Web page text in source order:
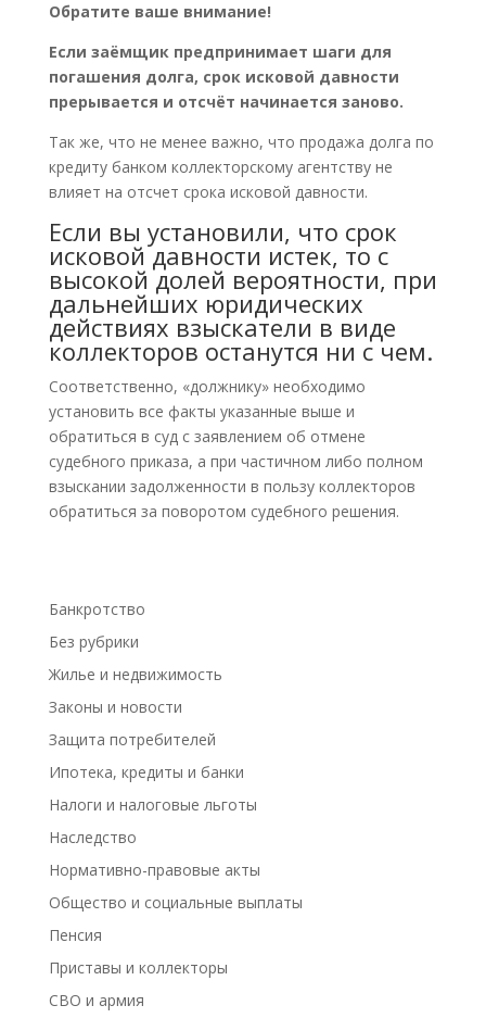
Обратите ваше внимание!
Если заёмщик предпринимает шаги для
погашения долга, срок исковой давности
прерывается и отсчёт начинается заново.
Так же, что не менее важно, что продажа долга по
кредиту банком коллекторскому агентству не
влияет на отсчет срока исковой давности.
Если вы установили, что срок
исковой давности истек, то с
высокой долей вероятности, при
дальнейших юридических
действиях взыскатели в виде
коллекторов останутся ни с чем.
Соответственно, «должнику» необходимо
установить все факты указанные выше и
обратиться в суд с заявлением об отмене
судебного приказа, а при частичном либо полном
взыскании задолженности в пользу коллекторов
обратиться за поворотом судебного решения.
Банкротство
Без рубрики
Жилье и недвижимость
Законы и новости
Защита потребителей
Ипотека, кредиты и банки
Налоги и налоговые льготы
Наследство
Нормативно-правовые акты
Общество и социальные выплаты
Пенсия
Приставы и коллекторы
СВО и армия